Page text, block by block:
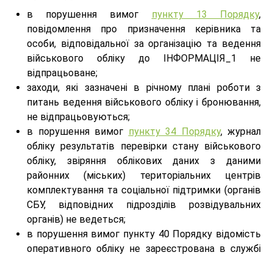
в порушення вимог пункту 13 Порядку,
повідомлення про призначення керівника та
особи, відповідальної за організацію та ведення
військового обліку до ІНФОРМАЦІЯ_1 не
відпрацьоване;
заходи, які зазначені в річному плані роботи з
питань ведення військового обліку і бронювання,
не відпрацьовуються;
в порушення вимог пункту 34 Порядку, журнал
обліку результатів перевірки стану військового
обліку, звіряння облікових даних з даними
районних (міських) територіальних центрів
комплектування та соціальної підтримки (органів
СБУ, відповідних підрозділів розвідувальних
органів) не ведеться;
в порушення вимог пункту 40 Порядку відомість
оперативного обліку не зареєстрована в службі